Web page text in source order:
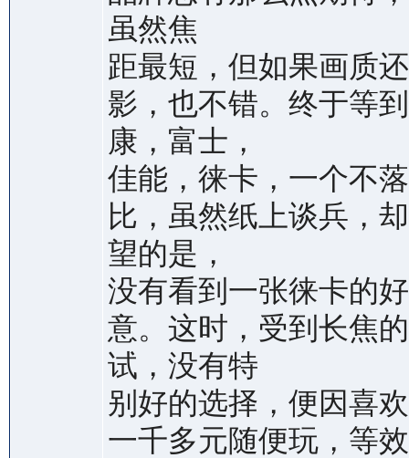
虽然焦
距最短，但如果画质
影，也不错。终于等
康，富士，
佳能，徕卡，一个不
比，虽然纸上谈兵，
望的是，
没有看到一张徕卡的
意。这时，受到长焦
试，没有特
别好的选择，便因喜
一千多元随便玩，等